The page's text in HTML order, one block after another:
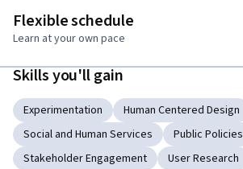
Flexible schedule
Learn at your own pace
Skills you'll gain
Experimentation
Human Centered Design
Social and Human Services
Public Policies
Stakeholder Engagement
User Research